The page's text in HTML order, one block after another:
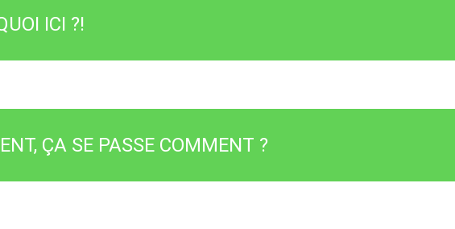
ICI ?!
ÇA SE PASSE COMMENT ?